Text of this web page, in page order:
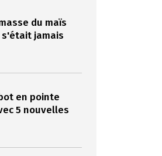
du maïs
jamais
en pointe
5 nouvelles